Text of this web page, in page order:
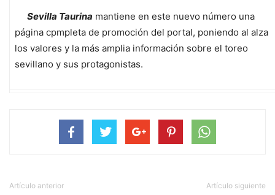
Sevilla Taurina mantiene en este nuevo número una
página cpmpleta de promoción del portal, poniendo al alza
los valores y la más amplia información sobre el toreo
sevillano y sus protagonistas.
Artículo anterior Artículo siguiente